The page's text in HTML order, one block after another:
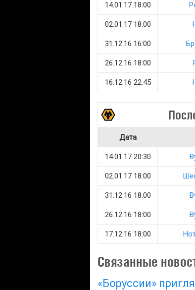
14.01.17 18:00
02.01.17 18:00
31.12.16 16:00
26.12.16 18:00
16.12.16 22:45
Дата
14.01.17 20:30
02.01.17 18:00
31.12.16 18:00
26.12.16 18:00
17.12.16 18:00
Связанные
«Боруссии»